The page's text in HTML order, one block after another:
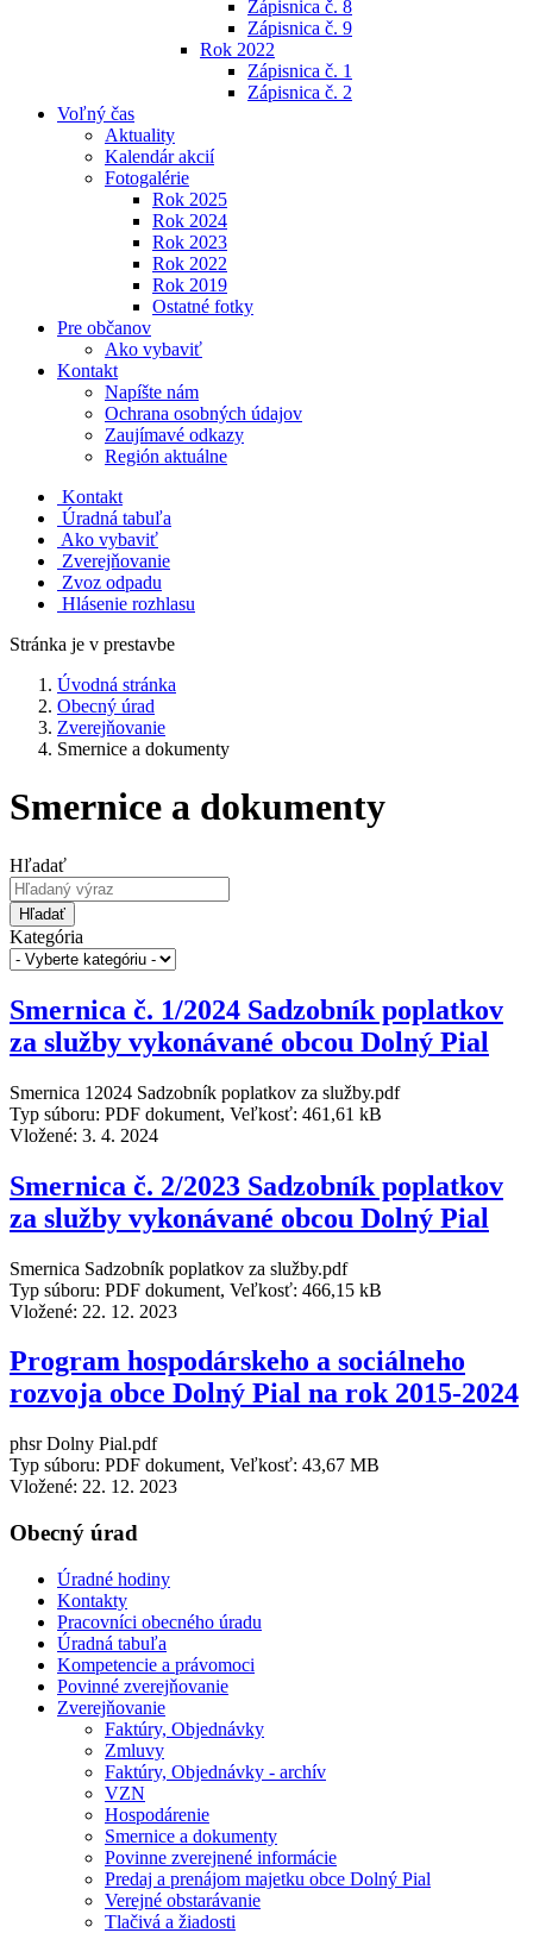
Zápisnica č. 8
Zápisnica č. 9
Rok 2022
Zápisnica č. 1
Zápisnica č. 2
Voľný čas
Aktuality
Kalendár akcií
Fotogalérie
Rok 2025
Rok 2024
Rok 2023
Rok 2022
Rok 2019
Ostatné fotky
Pre občanov
Ako vybaviť
Kontakt
Napíšte nám
Ochrana osobných údajov
Zaujímavé odkazy
Región aktuálne
Kontakt
Úradná tabuľa
Ako vybaviť
Zverejňovanie
Zvoz odpadu
Hlásenie rozhlasu
Stránka je v prestavbe
Úvodná stránka
Obecný úrad
Zverejňovanie
Smernice a dokumenty
Smernice a dokumenty
Hľadať
Hľadať
Kategória
Smernica č. 1/2024 Sadzobník poplatkov
za služby vykonávané obcou Dolný Pial
Smernica 12024 Sadzobník poplatkov za služby.pdf
Typ súboru: PDF dokument, Veľkosť: 461,61 kB
Vložené: 3. 4. 2024
Smernica č. 2/2023 Sadzobník poplatkov
za služby vykonávané obcou Dolný Pial
Smernica Sadzobník poplatkov za služby.pdf
Typ súboru: PDF dokument, Veľkosť: 466,15 kB
Vložené: 22. 12. 2023
Program hospodárskeho a sociálneho
rozvoja obce Dolný Pial na rok 2015-2024
phsr Dolny Pial.pdf
Typ súboru: PDF dokument, Veľkosť: 43,67 MB
Vložené: 22. 12. 2023
Obecný úrad
Úradné hodiny
Kontakty
Pracovníci obecného úradu
Úradná tabuľa
Kompetencie a právomoci
Povinné zverejňovanie
Zverejňovanie
Faktúry, Objednávky
Zmluvy
Faktúry, Objednávky - archív
VZN
Hospodárenie
Smernice a dokumenty
Povinne zverejnené informácie
Predaj a prenájom majetku obce Dolný Pial
Verejné obstarávanie
Tlačivá a žiadosti